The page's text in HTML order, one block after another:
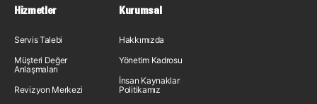
Hizmetler
Servis Talebi
Müşteri Değer
Anlaşmaları
Revizyon Merkezi
Kurumsal
Hakkımızda
Yönetim Kadrosu
İnsan Kaynakları
Politikamız